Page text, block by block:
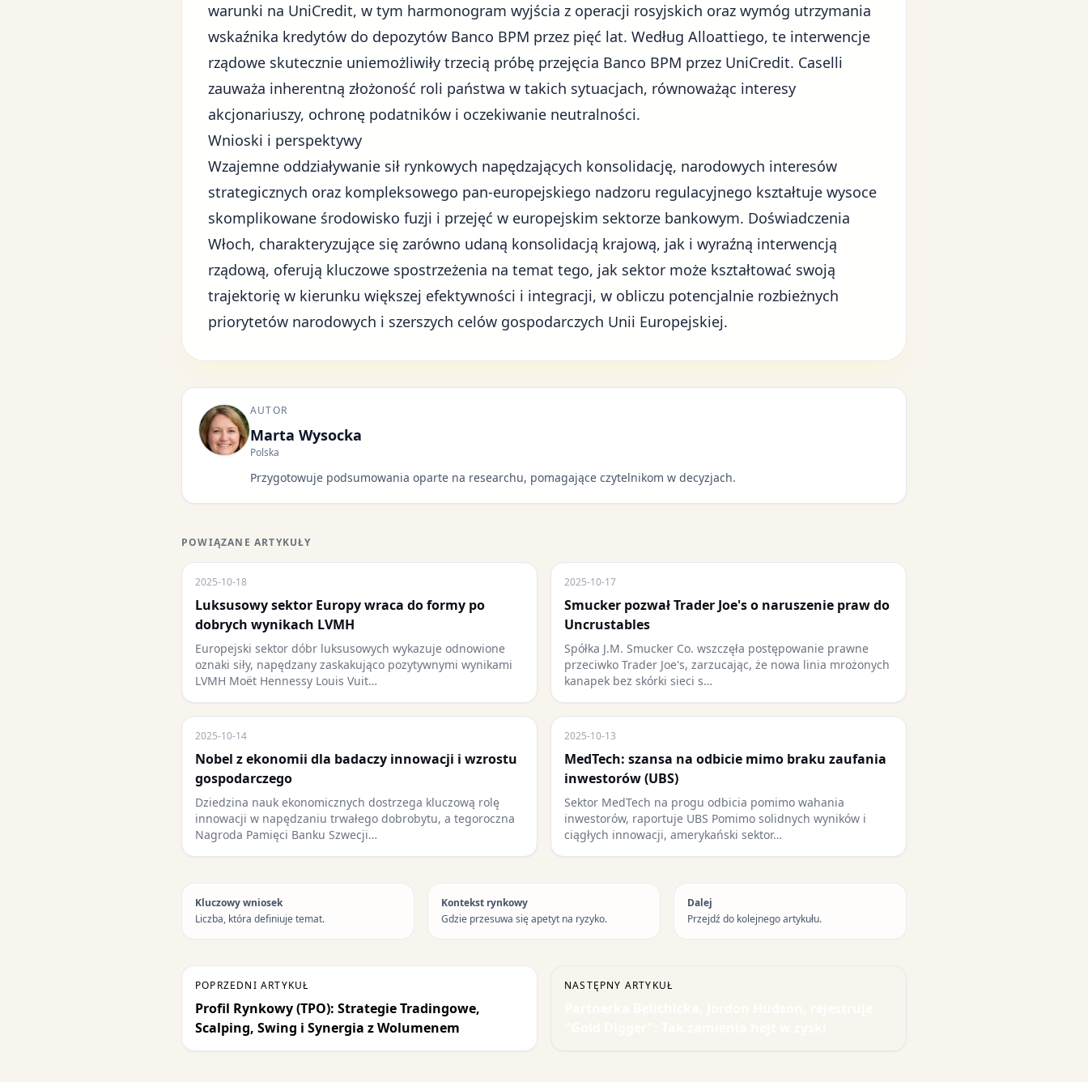
warunki na UniCredit, w tym harmonogram wyjścia z operacji rosyjskich oraz wymóg utrzymania
wskaźnika kredytów do depozytów Banco BPM przez pięć lat. Według Alloattiego, te interwencje
rządowe skutecznie uniemożliwiły trzecią próbę przejęcia Banco BPM przez UniCredit. Caselli
zauważa inherentną złożoność roli państwa w takich sytuacjach, równoważąc interesy
akcjonariuszy, ochronę podatników i oczekiwanie neutralności.
Wnioski i perspektywy
Wzajemne oddziaływanie sił rynkowych napędzających konsolidację, narodowych interesów
strategicznych oraz kompleksowego pan-europejskiego nadzoru regulacyjnego kształtuje wysoce
skomplikowane środowisko fuzji i przejęć w europejskim sektorze bankowym. Doświadczenia
Włoch, charakteryzujące się zarówno udaną konsolidacją krajową, jak i wyraźną interwencją
rządową, oferują kluczowe spostrzeżenia na temat tego, jak sektor może kształtować swoją
trajektorię w kierunku większej efektywności i integracji, w obliczu potencjalnie rozbieżnych
priorytetów narodowych i szerszych celów gospodarczych Unii Europejskiej.
AUTOR
Marta Wysocka
Polska
Przygotowuje podsumowania oparte na researchu, pomagające czytelnikom w decyzjach.
POWIĄZANE ARTYKUŁY
2025-10-18
Luksusowy sektor Europy wraca do formy po
dobrych wynikach LVMH
Europejski sektor dóbr luksusowych wykazuje odnowione
oznaki siły, napędzany zaskakująco pozytywnymi wynikami
LVMH Moët Hennessy Louis Vuit…
2025-10-17
Smucker pozwał Trader Joe's o naruszenie praw do
Uncrustables
Spółka J.M. Smucker Co. wszczęła postępowanie prawne
przeciwko Trader Joe's, zarzucając, że nowa linia mrożonych
kanapek bez skórki sieci s…
2025-10-14
Nobel z ekonomii dla badaczy innowacji i wzrostu
gospodarczego
Dziedzina nauk ekonomicznych dostrzega kluczową rolę
innowacji w napędzaniu trwałego dobrobytu, a tegoroczna
Nagroda Pamięci Banku Szwecji…
2025-10-13
MedTech: szansa na odbicie mimo braku zaufania
inwestorów (UBS)
Sektor MedTech na progu odbicia pomimo wahania
inwestorów, raportuje UBS Pomimo solidnych wyników i
ciągłych innowacji, amerykański sektor…
Kluczowy wniosek
Liczba, która definiuje temat.
Kontekst rynkowy
Gdzie przesuwa się apetyt na ryzyko.
Dalej
Przejdź do kolejnego artykułu.
POPRZEDNI ARTYKUŁ
Profil Rynkowy (TPO): Strategie Tradingowe,
Scalping, Swing i Synergia z Wolumenem
NASTĘPNY ARTYKUŁ